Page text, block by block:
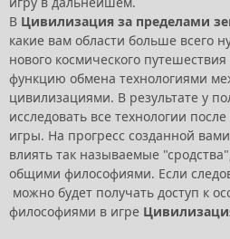
В Цивилизация за пределами
какие вам области больше всего
нового космического
функцию обмена технологиями
цивилизациями. В результате у
исследовать все технологии
игры. На прогресс созданной
влиять так называемые
общими философиями. Если
можно будет получать доступ к
философиями в игре